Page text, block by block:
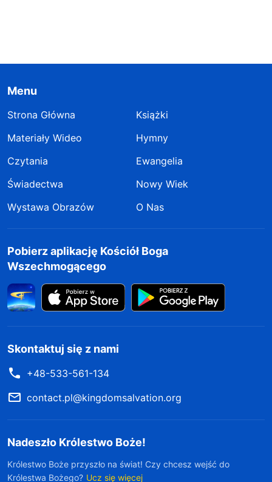
Menu
Strona Główna
Książki
Materiały Wideo
Hymny
Czytania
Ewangelia
Świadectwa
Nowy Wiek
Wystawa Obrazów
O Nas
Pobierz aplikację Kościół Boga
Wszechmogącego
Skontaktuj się z nami
+48-533-561-134
contact.pl@kingdomsalvation.org
Nadeszło Królestwo Boże!
Królestwo Boże przyszło na świat! Czy chcesz wejść do
Królestwa Bożego? Ucz się więcej